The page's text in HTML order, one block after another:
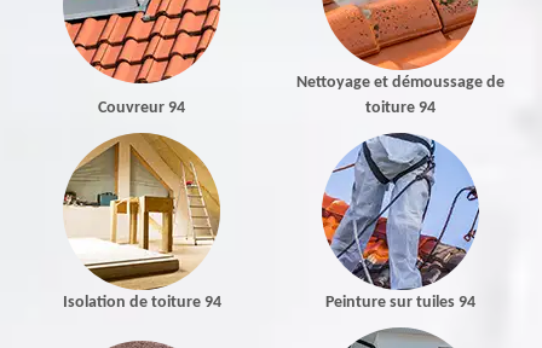
Couvreur 94
Nettoyage et démoussage de
toiture 94
Isolation de toiture 94 Peinture sur tuiles 94